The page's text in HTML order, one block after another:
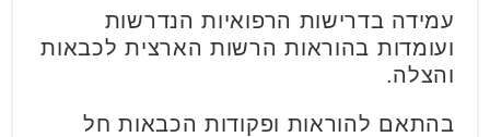
עמידה בדרישות הרפואיות הנדרשות
ועומדות בהוראות הרשות הארצית לכבאות
והצלה.
בהתאם להוראות ופקודות הכבאות חל